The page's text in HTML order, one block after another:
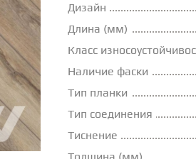
Дизайн
Длина (мм)
Класс
Наличие фаски
Тип планки
Тип соединения
Тиснение